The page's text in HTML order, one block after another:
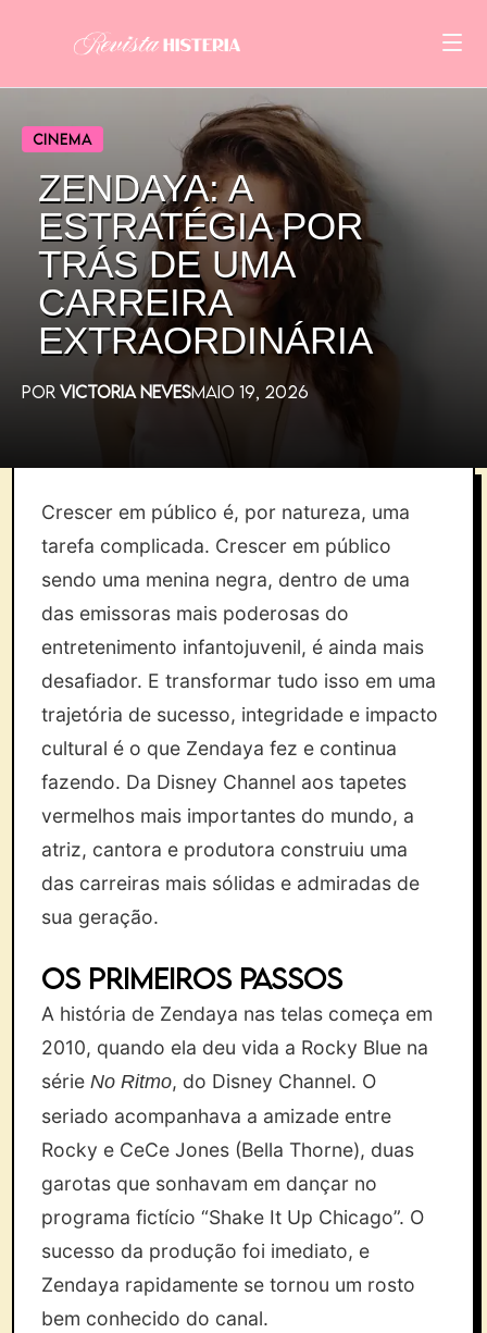
CINEMA
ZENDAYA: A
ESTRATÉGIA POR
TRÁS DE UMA
CARREIRA
EXTRAORDINÁRIA
POR VICTORIA NEVESMAIO 19, 2026
Crescer em público é, por natureza, uma
tarefa complicada. Crescer em público
sendo uma menina negra, dentro de uma
das emissoras mais poderosas do
entretenimento infantojuvenil, é ainda mais
desafiador. E transformar tudo isso em uma
trajetória de sucesso, integridade e impacto
cultural é o que Zendaya fez e continua
fazendo. Da Disney Channel aos tapetes
vermelhos mais importantes do mundo, a
atriz, cantora e produtora construiu uma
das carreiras mais sólidas e admiradas de
sua geração.
Os primeiros passos
A história de Zendaya nas telas começa em
2010, quando ela deu vida a Rocky Blue na
sérieNo Ritmo, do Disney Channel. O
seriado acompanhava a amizade entre
Rocky e CeCe Jones (Bella Thorne), duas
garotas que sonhavam em dançar no
programa fictício “Shake It Up Chicago”. O
sucesso da produção foi imediato, e
Zendaya rapidamente se tornou um rosto
bem conhecido do canal.